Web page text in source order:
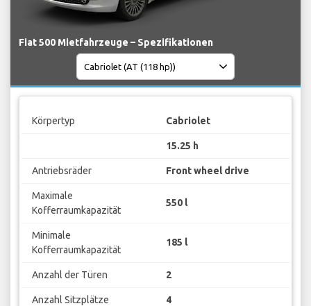
Fiat 500 Mietfahrzeuge – Spezifikationen
Körpertyp Cabriolet
15.25 h
Antriebsräder Front wheel drive
Maximale
Kofferraumkapazität
550 l
Minimale
Kofferraumkapazität
185 l
Anzahl der Türen 2
Anzahl Sitzplätze 4